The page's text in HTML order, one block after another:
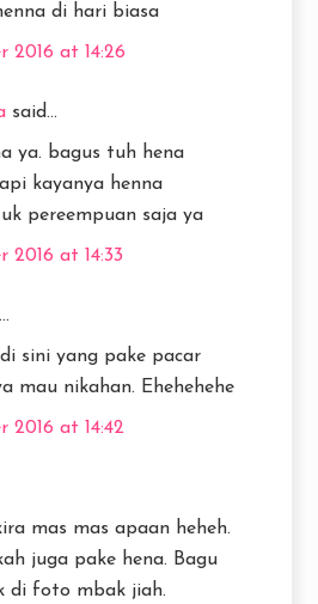
di hari biasa
2016 at 14:26
said...
ya. bagus tuh hena
kayanya henna
pereempuan saja ya
2016 at 14:33
sini yang pake pacar
mau nikahan. Ehehehehe
2016 at 14:42
mas mas apaan heheh.
juga pake hena. Bagu
di foto mbak jiah.